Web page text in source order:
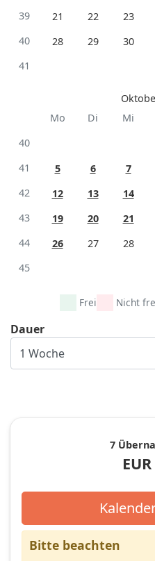
39
21 22 23
40
28 29
30
41
Mo
Di Mi
40
41
5 6 7
42
12 13 14
43
19 20 21
44
26 27 28
45
Frei Nicht
Dauer
7
EUR
Bitte beachten